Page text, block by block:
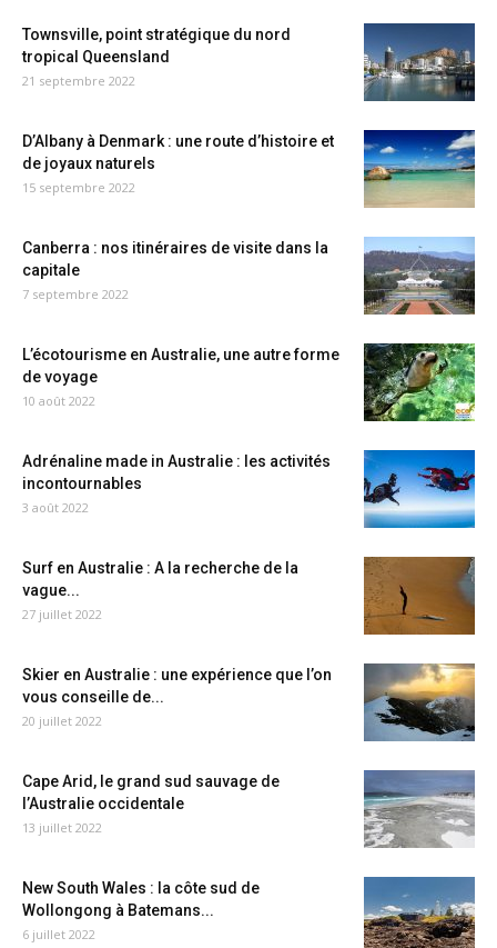
Townsville, point stratégique du nord
tropical Queensland
21 septembre 2022
D’Albany à Denmark : une route d’histoire et
de joyaux naturels
15 septembre 2022
Canberra : nos itinéraires de visite dans la
capitale
7 septembre 2022
L’écotourisme en Australie, une autre forme
de voyage
10 août 2022
Adrénaline made in Australie : les activités
incontournables
3 août 2022
Surf en Australie : A la recherche de la
vague...
27 juillet 2022
Skier en Australie : une expérience que l’on
vous conseille de...
20 juillet 2022
Cape Arid, le grand sud sauvage de
l’Australie occidentale
13 juillet 2022
New South Wales : la côte sud de
Wollongong à Batemans...
6 juillet 2022